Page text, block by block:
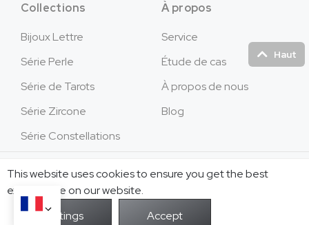
Haut
Collections
Bijoux Lettre
Série Perle
Série de Tarots
Série Zircone
Série Constellations
À propos
Service
Étude de cas
À propos de nous
Blog
Copyright © 2026Jusnova Bijoux - Tous droits
réservés.
PUISSANCE PAR
This website uses cookies to ensure you get the best
exprerience on our website.